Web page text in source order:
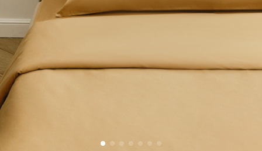
ДЕКОР ДЛЯ ДОМА
МЕБЕЛЬ
КОЛЛЕКЦИИ ПОСТЕЛЬНОГО БЕЛЬЯ
КОЛЛЕКЦИЯ ИЗ МАССИВА ДУБА